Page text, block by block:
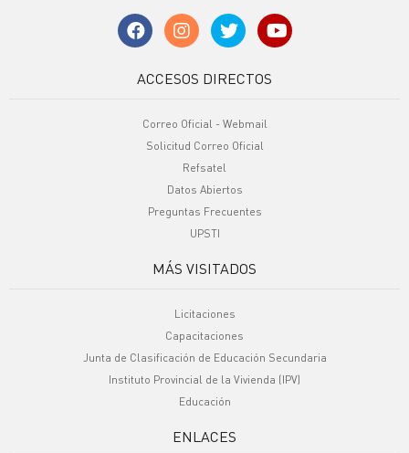
ACCESOS DIRECTOS
Correo Oficial - Webmail
Solicitud Correo Oficial
Refsatel
Datos Abiertos
Preguntas Frecuentes
UPSTI
MÁS VISITADOS
Licitaciones
Capacitaciones
Junta de Clasificación de Educación Secundaria
Instituto Provincial de la Vivienda (IPV)
Educación
ENLACES